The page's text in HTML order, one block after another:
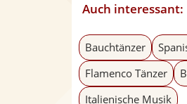
Auch interessant:
Bauchtänzer
Flamenco Tänzer
Italienische Musik